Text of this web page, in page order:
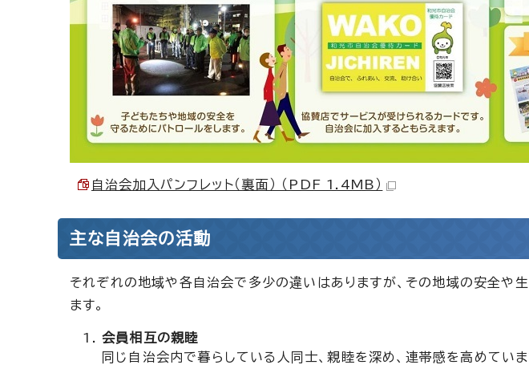
自治会加入パンフレット（裏面） （PDF 1.4MB）
主な自治会の活動
それぞれの地域や各自治会で多少の違いはありますが、その地域の安全や
ます。
会員相互の親睦
同じ自治会内で暮らしている人同士、親睦を深め、連帯感を高めていま